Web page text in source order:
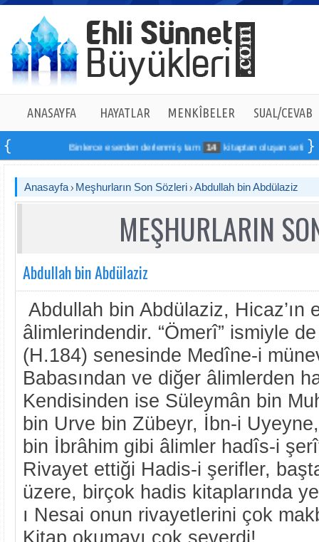
ANASAYFA HAYATLAR MENKÎBELER SUAL/CEVAB
Binlerce eserden derlenmiş tam 14 kitaptan oluşan seti online
Anasayfa Meşhurların Son Sözleri Abdullah bin Abdülaziz
MEŞHURLARIN
Abdullah bin Abdülaziz
Abdullah bin Abdülaziz, Hicaz’ın
âlimlerindendir. “Ömerî” ismiyle de
(H.184) senesinde Medîne-i
Babasından ve diğer âlimlerden
Kendisinden ise Süleymân bin
bin Urve bin Zübeyr, İbn-i
bin İbrâhim gibi âlimler hadîs-i
Rivayet ettiği Hadis-i şerifler,
üzere, birçok hadis kitaplarında
ı Nesai onun rivayetlerini çok
Kitap okumayı çok severdi!